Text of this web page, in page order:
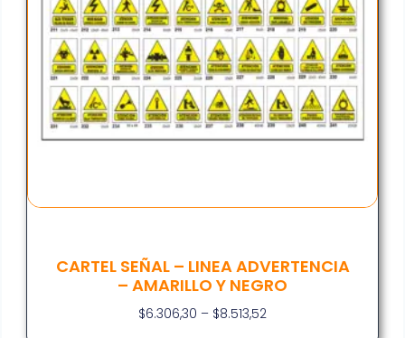
CARTEL SEÑAL – LINEA ADVERTENCIA
– AMARILLO Y NEGRO
$6.306,30 – $8.513,52